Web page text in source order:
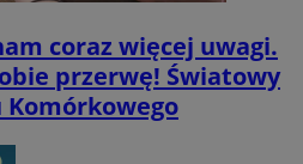
coraz więcej uwagi.
przerwę! Światowy
Komórkowego